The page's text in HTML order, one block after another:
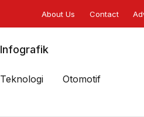
About Us Contact
Infografik
Teknologi
Otomotif